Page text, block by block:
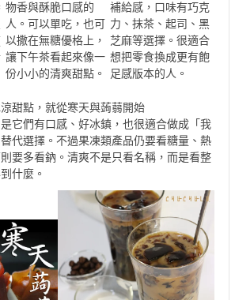
物香與酥脆口感的
人。可以單吃，也可
以撒在無糖優格上，
讓下午茶看起來像一
份小小的清爽甜點。
補給感，口味有巧克
力、抹茶、起司、黑
芝麻等選擇。很適合
想把零食換成更有飽
足感版本的人。
甜點，就從寒天與蒟蒻開始
它們有口感、好冰鎮，也很適合做成「我
代選擇。不過果凍類產品仍要看糖量、熱
要多看鈉。清爽不是只看名稱，而是看整
什麼。